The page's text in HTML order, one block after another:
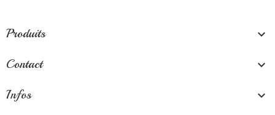
Produits 
Contact 
Infos 